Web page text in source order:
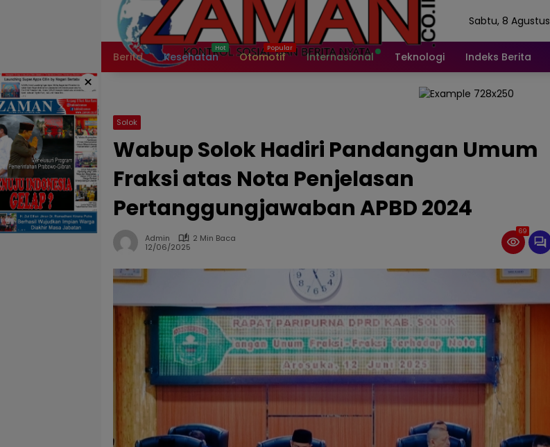
Sabtu, 8 Agustus
Berita
Kesehatan Otomotif Internasional Teknologi Indeks Berita
×
Solok
Wabup Solok Hadiri Pandangan Umum
Fraksi atas Nota Penjelasan
Pertanggungjawaban APBD 2024
Admin
2 Min Baca
12/06/2025
69